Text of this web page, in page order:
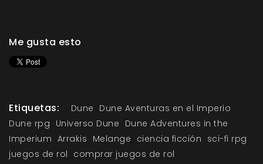
Me gusta esto
Etiquetas: Dune Dune Aventuras en el Imperio
Dune rpg Universo Dune Dune Adventures in the
Imperium Arrakis Melange ciencia ficción sci-fi rpg
juegos de rol comprar juegos de rol